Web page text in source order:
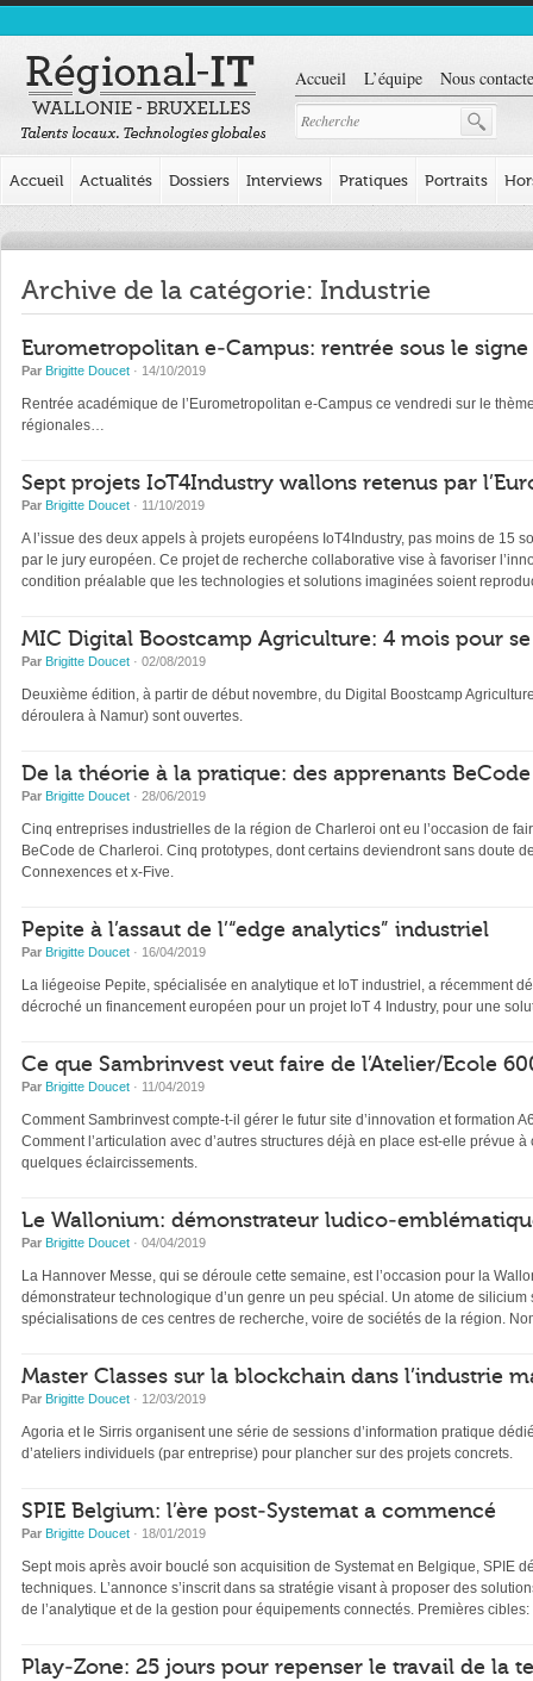
Accueil L’équipe Nous
Accueil Actualités Dossiers Interviews Pratiques Portraits
Archive de la catégorie: Industrie
Eurometropolitan e-Campus: rentrée sous le signe
Par Brigitte Doucet · 14/10/2019
Rentrée académique de l’Eurometropolitan e-Campus ce vendredi sur le
régionales…
Sept projets IoT4Industry wallons retenus par
Par Brigitte Doucet · 11/10/2019
A l’issue des deux appels à projets européens IoT4Industry, pas moins de
par le jury européen. Ce projet de recherche collaborative vise à favoriser
condition préalable que les technologies et solutions imaginées soient
MIC Digital Boostcamp Agriculture: 4 mois pour
Par Brigitte Doucet · 02/08/2019
Deuxième édition, à partir de début novembre, du Digital Boostcamp
déroulera à Namur) sont ouvertes.
De la théorie à la pratique: des apprenants
Par Brigitte Doucet · 28/06/2019
Cinq entreprises industrielles de la région de Charleroi ont eu l’occasion de
BeCode de Charleroi. Cinq prototypes, dont certains deviendront sans doute
Connexences et x-Five.
Pepite à l’assaut de l’“edge analytics” industriel
Par Brigitte Doucet · 16/04/2019
La liégeoise Pepite, spécialisée en analytique et IoT industriel, a récemment
décroché un financement européen pour un projet IoT 4 Industry, pour une
Ce que Sambrinvest veut faire de l’Atelier/Ecole
Par Brigitte Doucet · 11/04/2019
Comment Sambrinvest compte-t-il gérer le futur site d’innovation et
Comment l’articulation avec d’autres structures déjà en place est-elle prévue
quelques éclaircissements.
Le Wallonium: démonstrateur ludico-
Par Brigitte Doucet · 04/04/2019
La Hannover Messe, qui se déroule cette semaine, est l’occasion pour la
démonstrateur technologique d’un genre un peu spécial. Un atome de
spécialisations de ces centres de recherche, voire de sociétés de la région.
Master Classes sur la blockchain dans l’industrie
Par Brigitte Doucet · 12/03/2019
Agoria et le Sirris organisent une série de sessions d’information pratique
d’ateliers individuels (par entreprise) pour plancher sur des projets concrets.
SPIE Belgium: l’ère post-Systemat a commencé
Par Brigitte Doucet · 18/01/2019
Sept mois après avoir bouclé son acquisition de Systemat en Belgique, SPIE
techniques. L’annonce s’inscrit dans sa stratégie visant à proposer des
de l’analytique et de la gestion pour équipements connectés. Premières
Play-Zone: 25 jours pour repenser le travail de la